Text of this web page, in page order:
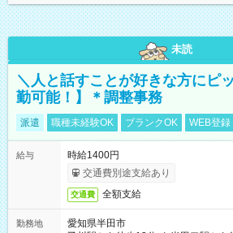
未読
＼人と話すことが好きな方にピ
勤可能！】＊調整事務
派遣 職種未経験OK ブランクOK WEB登
給与
時給1400円
交通費別途支給あり
交通費 全額支給
勤務地
愛知県半田市